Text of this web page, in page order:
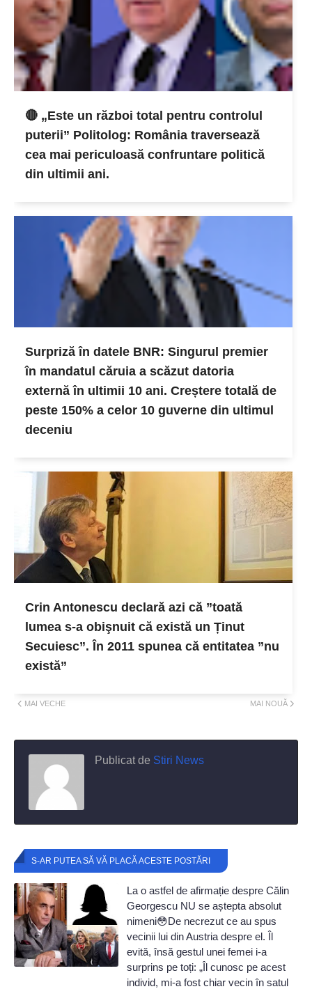
🔴 „Este un război total pentru controlul
puterii” Politolog: România traversează
cea mai periculoasă confruntare politică
din ultimii ani.
Surpriză în datele BNR: Singurul premier
în mandatul căruia a scăzut datoria
externă în ultimii 10 ani. Creștere totală de
peste 150% a celor 10 guverne din ultimul
deceniu
Crin Antonescu declară azi că ”toată
lumea s-a obişnuit că există un Ținut
Secuiesc”. În 2011 spunea că entitatea ”nu
există”
MAI NOUĂ
MAI VECHE
Publicat de Stiri News
S-AR PUTEA SĂ VĂ PLACĂ ACESTE POSTĂRI
La o astfel de afirmație despre Călin
Georgescu NU se aștepta absolut
nimeni😳De necrezut ce au spus
vecinii lui din Austria despre el. Îl
evită, însă gestul unei femei i-a
surprins pe toți: „Îl cunosc pe acest
individ, mi-a fost chiar vecin în satul